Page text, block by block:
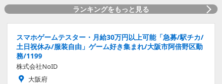
ランキングをもっと見る
スマホゲームテスター・月給30万円以上可能「急募/駅チカ/
土日祝休み/服装自由」ゲーム好き集まれ/大阪市阿倍野区勤
務/1199
株式会社NoID
大阪府